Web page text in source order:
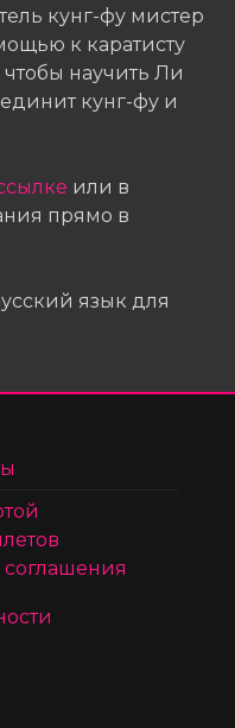
кунг-фу мистер
к каратисту
научить Ли
кунг-фу и
или в
прямо в
язык для